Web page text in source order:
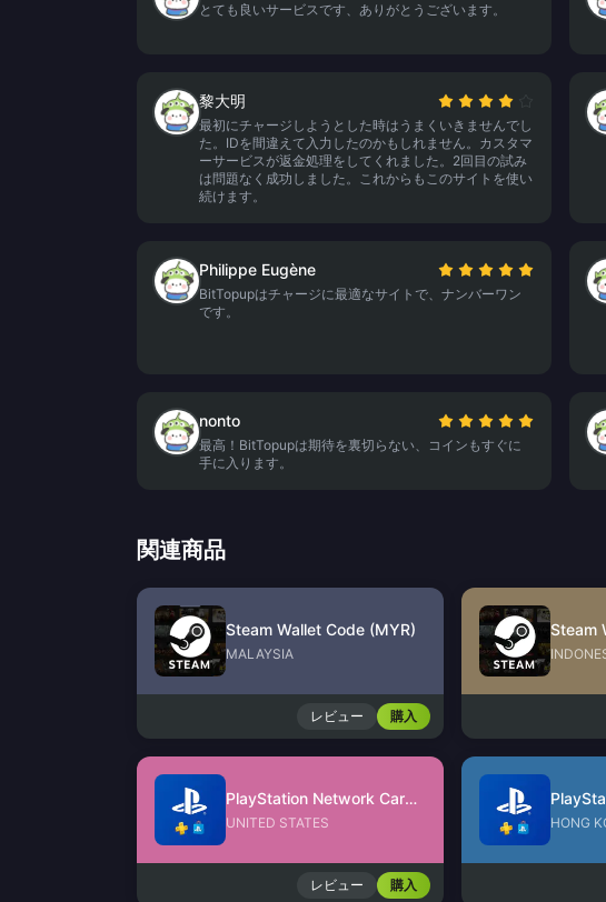
とても良いサービスです、ありがとうございます。
黎大明
最初にチャージしようとした時はうまくいきませんでし
た。IDを間違えて入力したのかもしれません。カスタマ
ーサービスが返金処理をしてくれました。2回目の試み
は問題なく成功しました。これからもこのサイトを使い
続けます。
Philippe Eugène
BitTopupはチャージに最適なサイトで、ナンバーワン
です。
nonto
最高！BitTopupは期待を裏切らない、コインもすぐに
手に入ります。
関連商品
Steam Wallet Code (MYR)
MALAYSIA
レビュー 購入
Steam
PlayStation Network Card (US)
UNITED STATES
レビュー 購入
HONG